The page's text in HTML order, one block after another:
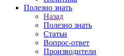
Полезно знать
Назад
Полезно знать
Статьи
Вопрос-ответ
Производители